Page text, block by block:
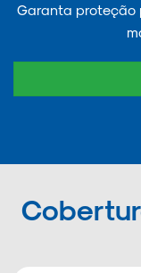
Garanta proteção